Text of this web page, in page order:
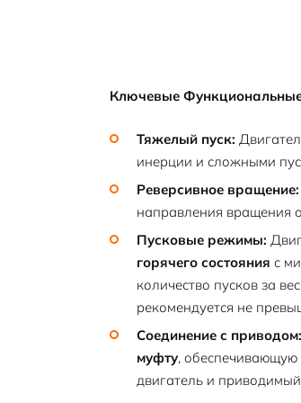
Ключевые
Тяжелый пуск:
инерции и сложными
Реверсивное вращение:
направления вращения
Пусковые режимы:
горячего состояния с
количество пусков за
рекомендуется не
Соединение с приводом:
муфту,
двигатель и